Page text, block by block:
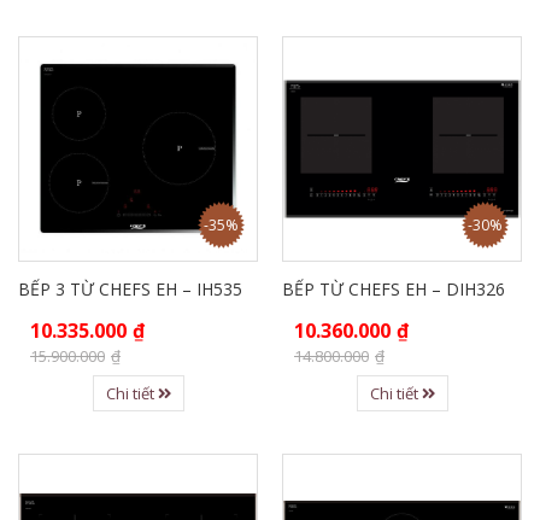
-35%
BẾP 3 TỪ CHEFS EH – IH535
10.335.000 ₫
15.900.000 ₫
Chi tiết
-30%
BẾP TỪ CHEFS EH – DIH326
10.360.000 ₫
14.800.000 ₫
Chi tiết